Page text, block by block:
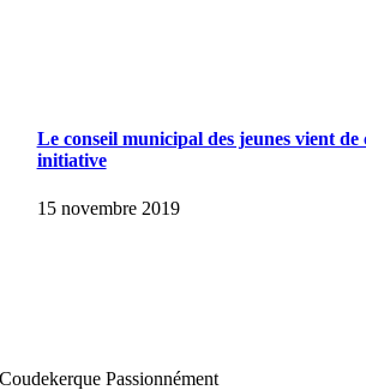
Le conseil municipal des jeunes vient de
initiative
15 novembre 2019
Coudekerque Passionnément